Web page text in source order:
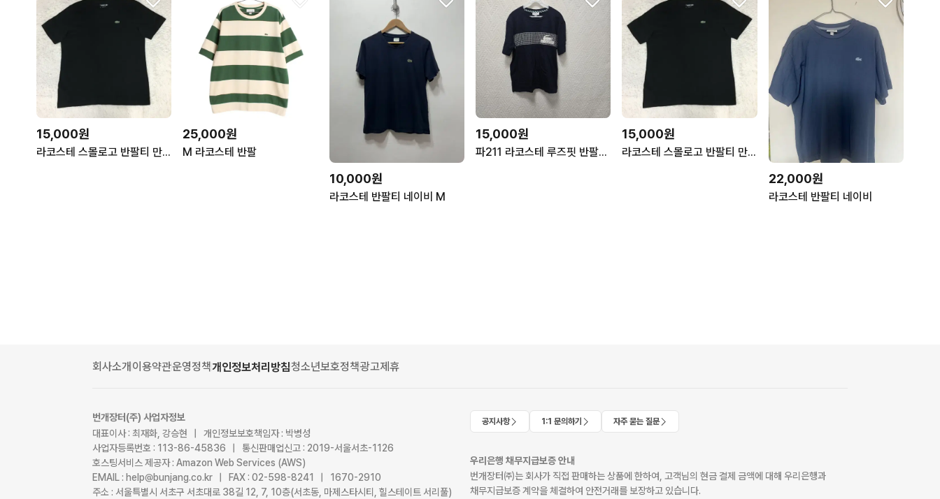
15,000원
라코스테 스몰로고 반팔티 만원샵 GG31
25,000원
M 라코스테 반팔
10,000원
라코스테 반팔티 네이비 M
15,000원
파211 라코스테 루즈핏 반팔티 3
15,000원
라코스테 스몰로고 반팔티 만원샵 GG31
22,000원
라코스테 반팔티 네이비
회사소개이용약관운영정책개인정보처리방침청소년보호정책광고제휴
번개장터(주) 사업자정보
대표이사 : 최재화, 강승현 | 개인정보보호책임자 : 박병성
사업자등록번호 : 113-86-45836 | 통신판매업신고 : 2019-서울서초-1126
호스팅서비스 제공자 : Amazon Web Services (AWS)
EMAIL : help@bunjang.co.kr | FAX : 02-598-8241 | 1670-2910
주소 : 서울특별시 서초구 서초대로 38길 12, 7, 10층(서초동, 마제스타시티, 힐스테이트 서리풀)
공지사항 1:1 문의하기 자주 묻는 질문
우리은행 채무지급보증 안내
번개장터㈜는 회사가 직접 판매하는 상품에 한하여, 고객님의 현금 결제 금액에 대해 우리은행과
채무지급보증 계약을 체결하여 안전거래를 보장하고 있습니다.